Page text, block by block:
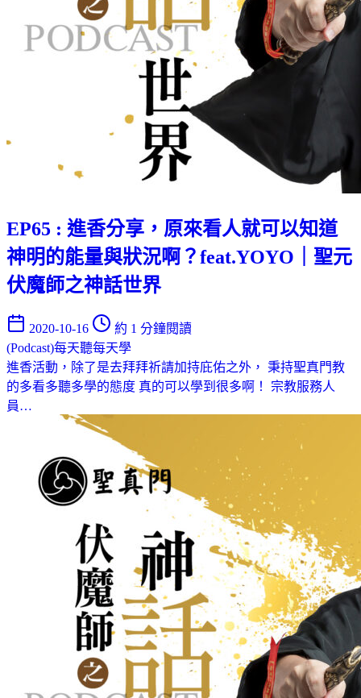
EP65 : 進香分享，原來看人就可以知道
神明的能量與狀況啊？feat.YOYO｜聖元
伏魔師之神話世界
2020-10-16
約 1 分鐘閱讀
(Podcast)每天聽每天學
進香活動，除了是去拜拜祈請加持庇佑之外， 秉持聖真門教
的多看多聽多學的態度 真的可以學到很多啊！ 宗教服務人
員…